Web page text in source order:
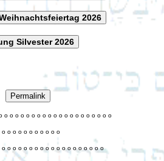
2026
Silvester 2026
Permalink
o o o o o o o o o o o o o o o o o o o o
o o o o o o o o o o o
o o o o o o o o o o o o o o o o o o o